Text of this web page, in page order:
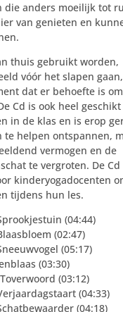
die anders moeilijk tot
van genieten en
thuis gebruikt worden,
vóór het slapen
dat er behoefte is
Cd is ook heel
in de klas en is erop
te helpen ontspannen,
vermogen en de
te vergroten. De Cd
kinderyogadocenten
tijdens hun les.
(04:44)
(02:47)
(05:17)
(03:30)
(03:12)
(04:33)
(04:18)